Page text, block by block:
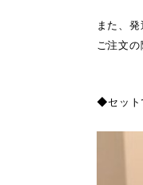
また、
ご注文
◆セット